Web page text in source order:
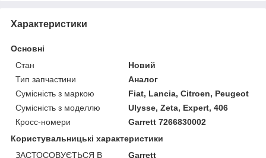
Характеристики
Основні
Стан
Новий
Тип запчастини
Аналог
Сумісність з маркою
Fiat, Lancia, Citroen, Peugeot
Сумісність з моделлю
Ulysse, Zeta, Expert, 406
Кросс-номери
Garrett 7266830002
Користувальницькі характеристики
ЗАСТОСОВУЄТЬСЯ В
Garrett